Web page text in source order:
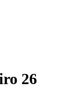
26